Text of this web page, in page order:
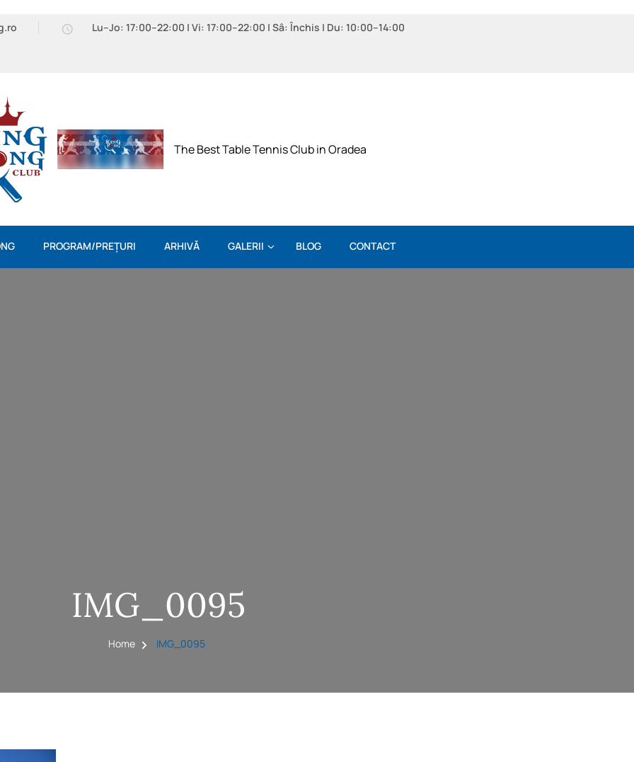
Lu–Jo: 17:00–22:00 | Vi: 17:00–22:00 | Sâ: Închis | Du: 10:00–14:00
The Best Table Tennis Club in Oradea
PROGRAM/PREȚURI ARHIVĂ GALERII BLOG CONTACT
IMG_0095
Home IMG_0095